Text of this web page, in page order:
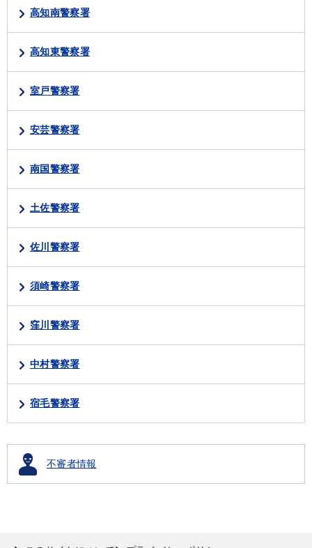
高知南警察署
高知東警察署
室戸警察署
安芸警察署
南国警察署
土佐警察署
佐川警察署
須崎警察署
窪川警察署
中村警察署
宿毛警察署
不審者情報